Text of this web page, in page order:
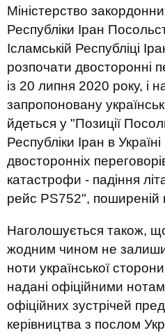
Міністерство
Республіки Іран
Ісламській Республіці
розпочати двосторонні
із 20 липня 2020 року, і
запропоновану
йдеться у "Позиції
Республіки Іран в
двосторонніх
катастрофи - падіння
рейс PS752", поширеній
Наголошується також,
жодним чином не
ноти української сторони,
надані офіційними
офіційних зустрічей
керівництва з послом